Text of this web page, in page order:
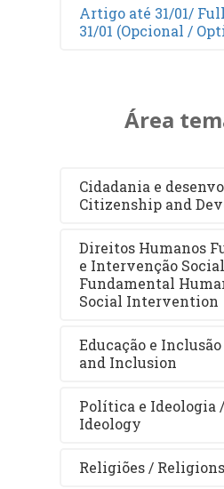
Artigo até 31/01/
31/01 (Opcional /
Área
Cidadania e
Citizenship and
Direitos Humanos
e Intervenção
Fundamental
Social Intervention
Educação e
and Inclusion
Política e Ideologia
Ideology
Religiões / Religions